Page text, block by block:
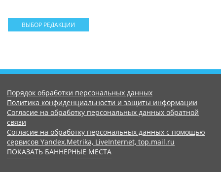
ВЫБОР РЕДАКЦИИ
Порядок обработки персональных данных
Политика конфиденциальности и защиты информации
Согласие на обработку персональных данных обратной
связи
Согласие на обработку персональных данных с помощью
сервисов Yandex.Metrika, LiveInternet, top.mail.ru
ПОКАЗАТЬ БАННЕРНЫЕ МЕСТА